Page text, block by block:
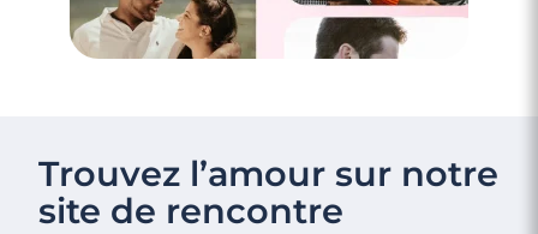
Trouvez l’amour sur notre
site de rencontre